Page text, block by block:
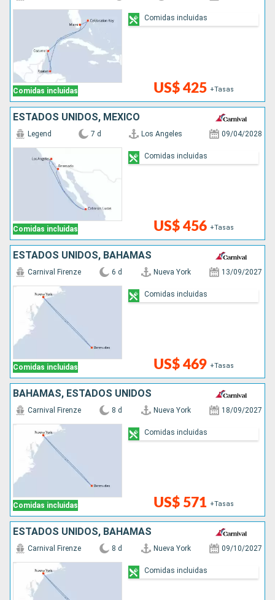
Comidas incluidas US$ 425 +Tasas
Comidas incluidas
ESTADOS UNIDOS, MÉXICO
Comidas incluidas
Legend 7 d Los Angeles 09/04/2028
US$ 456 +Tasas
Comidas incluidas
ESTADOS UNIDOS, BAHAMAS
Comidas incluidas
Carnival Firenze 6 d Nueva York 13/09/2027
US$ 469 +Tasas
Comidas incluidas
BAHAMAS, ESTADOS UNIDOS
Comidas incluidas
Carnival Firenze 8 d Nueva York 18/09/2027
US$ 571 +Tasas
Comidas incluidas
ESTADOS UNIDOS, BAHAMAS
Carnival Firenze 8 d Nueva York 09/10/2027
Comidas incluidas